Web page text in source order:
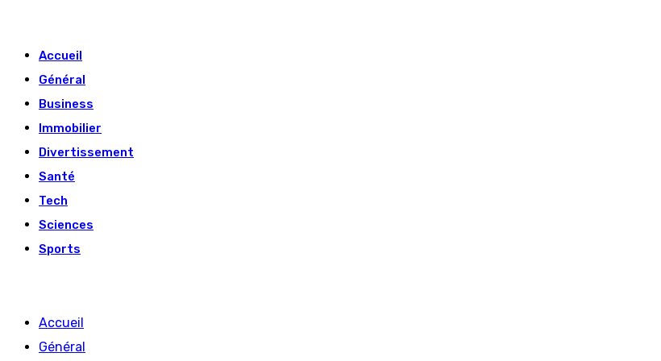
content
Accueil
Général
Business
Immobilier
Divertissement
Santé
Tech
Sciences
Sports
Accueil
Général